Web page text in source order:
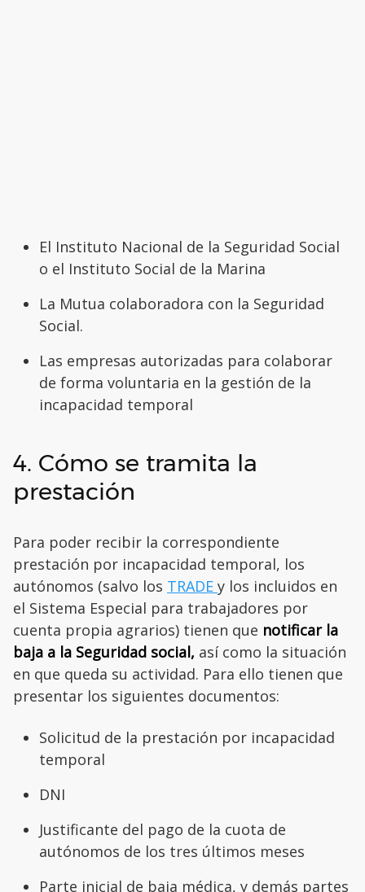
El Instituto Nacional de la Seguridad Social
o el Instituto Social de la Marina
La Mutua colaboradora con la Seguridad
Social.
Las empresas autorizadas para colaborar
de forma voluntaria en la gestión de la
incapacidad temporal
4. Cómo se tramita la
prestación
Para poder recibir la correspondiente
prestación por incapacidad temporal, los
autónomos (salvo los TRADE y los incluidos en
el Sistema Especial para trabajadores por
cuenta propia agrarios) tienen que notificar la
baja a la Seguridad social, así como la situación
en que queda su actividad. Para ello tienen que
presentar los siguientes documentos:
Solicitud de la prestación por incapacidad
temporal
DNI
Justificante del pago de la cuota de
autónomos de los tres últimos meses
Parte inicial de baja médica, y demás partes